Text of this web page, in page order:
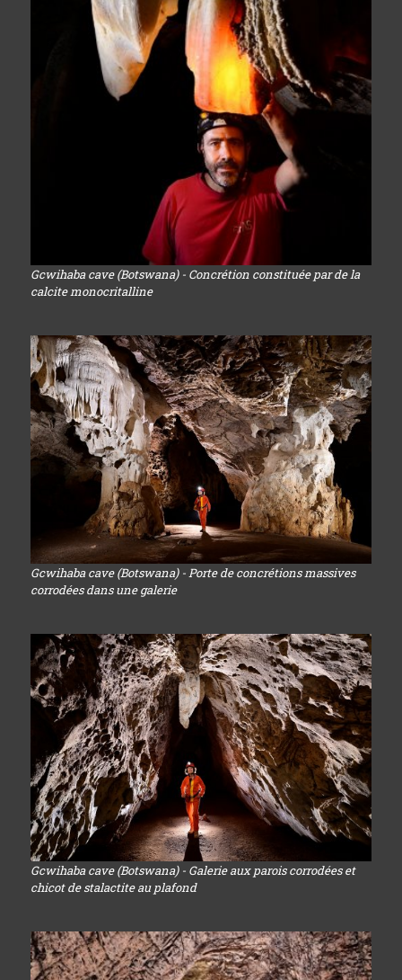
Gcwihaba cave (Botswana) - Concrétion constituée par de la
calcite monocritalline
Gcwihaba cave (Botswana) - Porte de concrétions massives
corrodées dans une galerie
Gcwihaba cave (Botswana) - Galerie aux parois corrodées et
chicot de stalactite au plafond